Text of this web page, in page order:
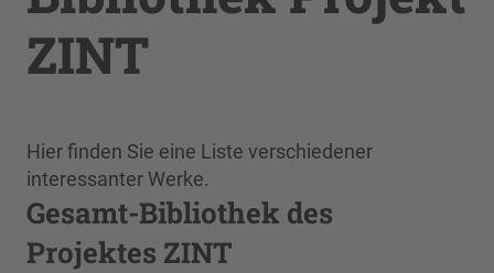
ZINT
Hier finden Sie eine Liste verschiedener
interessanter Werke.
Gesamt-Bibliothek des
Projektes ZINT